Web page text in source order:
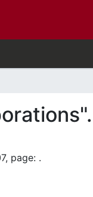
page: .